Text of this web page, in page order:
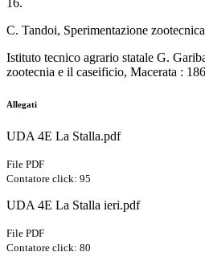
16.
C. Tandoi, Sperimentazione
Istituto tecnico agrario statale G.
zootecnia e il caseificio, Macerata :
Allegati
UDA 4E La Stalla.pdf
File PDF
Contatore click: 95
UDA 4E La Stalla ieri.pdf
File PDF
Contatore click: 80